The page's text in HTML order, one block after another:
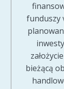
funduszy
bieżącą